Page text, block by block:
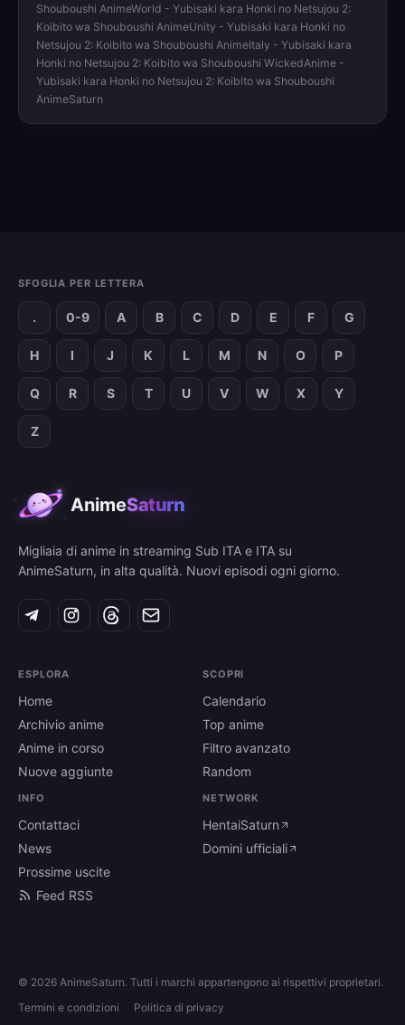
Shouboushi AnimeWorld - Yubisaki kara Honki no Netsujou 2:
Koibito wa Shouboushi AnimeUnity - Yubisaki kara Honki no
Netsujou 2: Koibito wa Shouboushi AnimeItaly - Yubisaki kara
Honki no Netsujou 2: Koibito wa Shouboushi WickedAnime -
Yubisaki kara Honki no Netsujou 2: Koibito wa Shouboushi
AnimeSaturn
SFOGLIA PER LETTERA
. 0-9 A B C D E F G
H I J K L M N O P
Q R S T U V W X Y
Z
AnimeSaturn
Migliaia di anime in streaming Sub ITA e ITA su
AnimeSaturn, in alta qualità. Nuovi episodi ogni giorno.
ESPLORA
Home
Archivio anime
Anime in corso
Nuove aggiunte
SCOPRI
Calendario
Top anime
Filtro avanzato
Random
INFO
Contattaci
News
Prossime uscite
Feed RSS
NETWORK
HentaiSaturn
Domini ufficiali
© 2026 AnimeSaturn. Tutti i marchi appartengono ai rispettivi proprietari.
Termini e condizioni
Politica di privacy